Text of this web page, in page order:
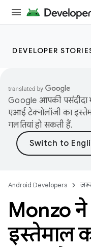
DEVELOPER
Google आपकी पसंदीदा
एआई टेक्नोलॉजी का
गलतियां हो सकती हैं.
Android Developers
Monzo
इस्तेमाल